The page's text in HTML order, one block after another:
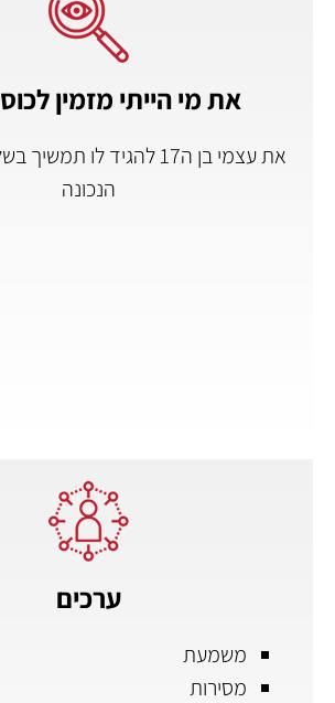
את מי הייתי מזמין
את עצמי בן ה17 להגיד לו
הנכונה
ערכים
משמעת
מסירות